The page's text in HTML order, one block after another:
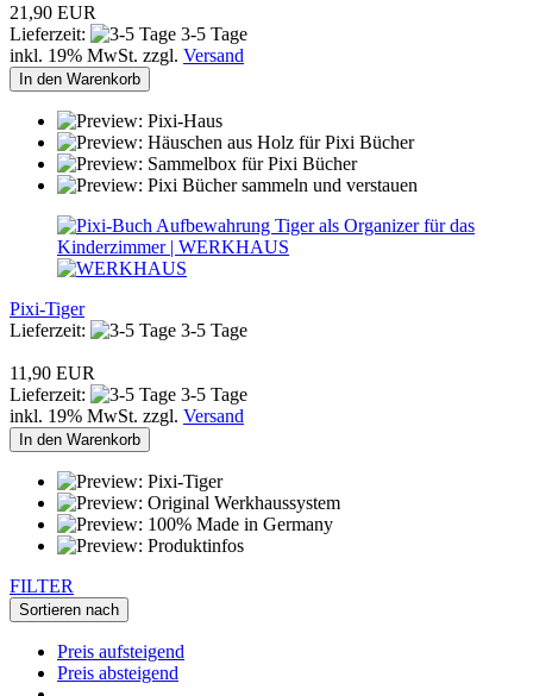
21,90 EUR
Lieferzeit:
3-5 Tage
inkl. 19% MwSt. zzgl. Versand
In den Warenkorb
Pixi-Tiger
Lieferzeit:
3-5 Tage
11,90 EUR
Lieferzeit:
3-5 Tage
inkl. 19% MwSt. zzgl. Versand
In den Warenkorb
FILTER
Sortieren nach
Preis aufsteigend
Preis absteigend